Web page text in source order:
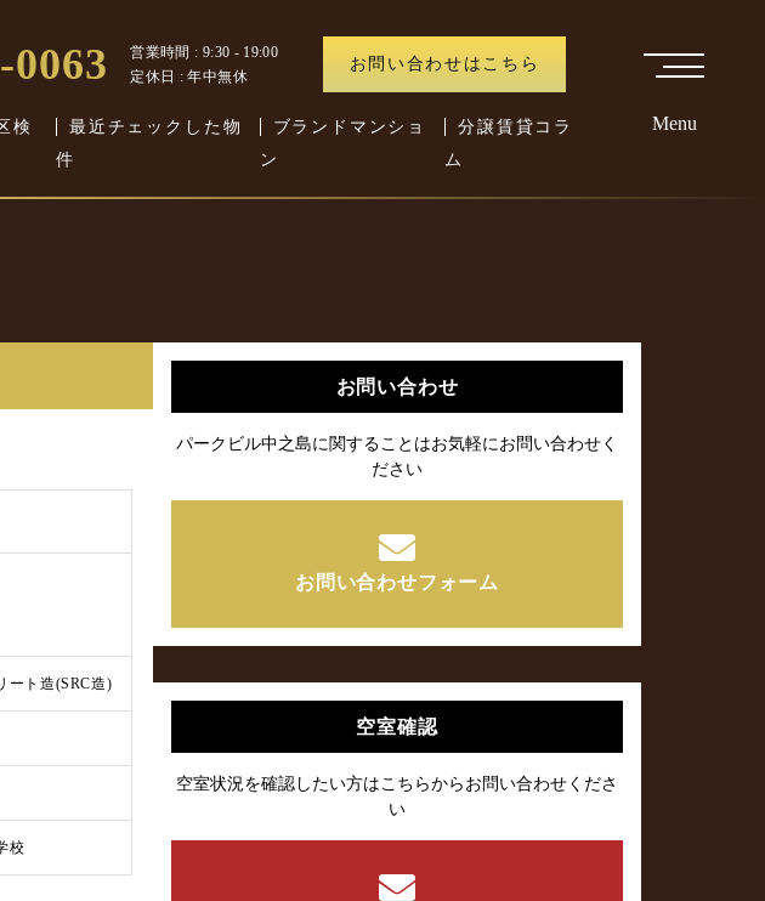
0063
営業時間 : 9:30 - 19:00
定休日 : 年中無休
お問い合わせはこちら
検
最近チェックした物
件
ブランドマンショ
ン
分譲賃貸コラ
ム
Menu
ート造(SRC造)
校
お問い合わせ
パークビル中之島に関することはお気軽にお問い合わせく
ださい
お問い合わせフォーム
空室確認
空室状況を確認したい方はこちらからお問い合わせくださ
い